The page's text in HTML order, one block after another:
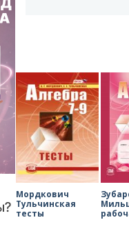
Мордкович
Тульчинская
тесты